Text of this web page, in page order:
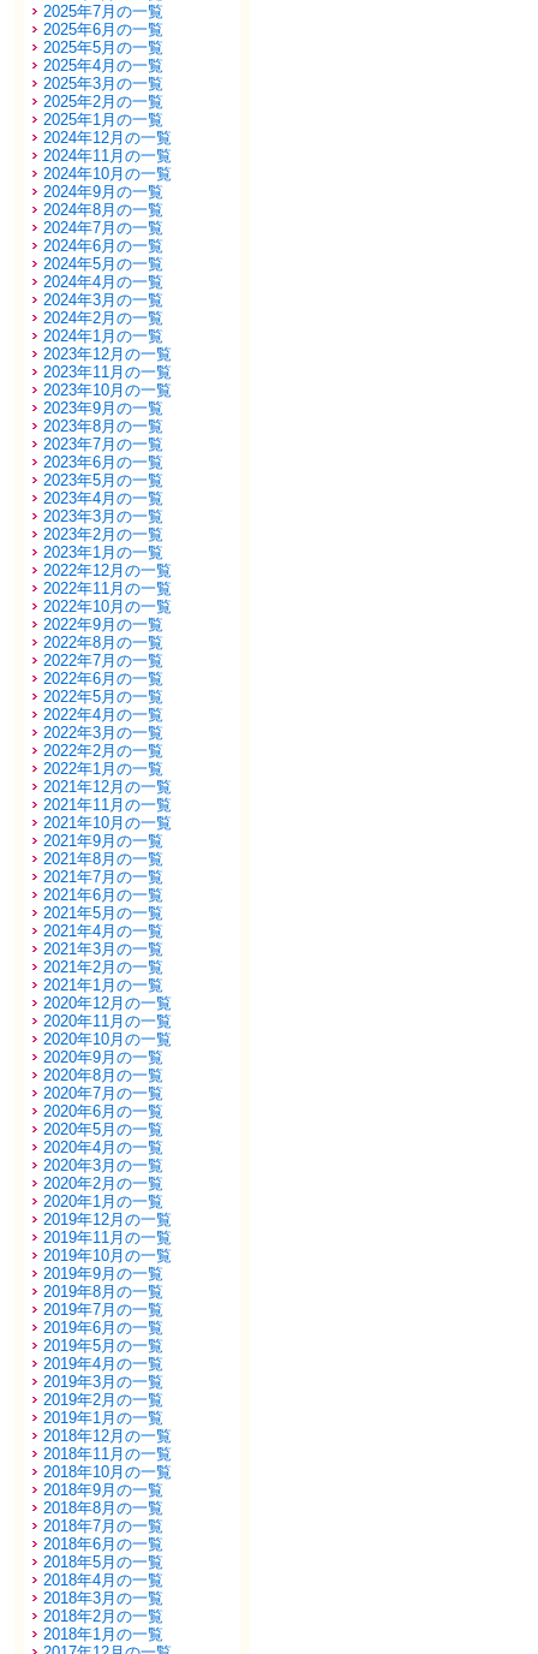
2025年7月の一覧
2025年6月の一覧
2025年5月の一覧
2025年4月の一覧
2025年3月の一覧
2025年2月の一覧
2025年1月の一覧
2024年12月の一覧
2024年11月の一覧
2024年10月の一覧
2024年9月の一覧
2024年8月の一覧
2024年7月の一覧
2024年6月の一覧
2024年5月の一覧
2024年4月の一覧
2024年3月の一覧
2024年2月の一覧
2024年1月の一覧
2023年12月の一覧
2023年11月の一覧
2023年10月の一覧
2023年9月の一覧
2023年8月の一覧
2023年7月の一覧
2023年6月の一覧
2023年5月の一覧
2023年4月の一覧
2023年3月の一覧
2023年2月の一覧
2023年1月の一覧
2022年12月の一覧
2022年11月の一覧
2022年10月の一覧
2022年9月の一覧
2022年8月の一覧
2022年7月の一覧
2022年6月の一覧
2022年5月の一覧
2022年4月の一覧
2022年3月の一覧
2022年2月の一覧
2022年1月の一覧
2021年12月の一覧
2021年11月の一覧
2021年10月の一覧
2021年9月の一覧
2021年8月の一覧
2021年7月の一覧
2021年6月の一覧
2021年5月の一覧
2021年4月の一覧
2021年3月の一覧
2021年2月の一覧
2021年1月の一覧
2020年12月の一覧
2020年11月の一覧
2020年10月の一覧
2020年9月の一覧
2020年8月の一覧
2020年7月の一覧
2020年6月の一覧
2020年5月の一覧
2020年4月の一覧
2020年3月の一覧
2020年2月の一覧
2020年1月の一覧
2019年12月の一覧
2019年11月の一覧
2019年10月の一覧
2019年9月の一覧
2019年8月の一覧
2019年7月の一覧
2019年6月の一覧
2019年5月の一覧
2019年4月の一覧
2019年3月の一覧
2019年2月の一覧
2019年1月の一覧
2018年12月の一覧
2018年11月の一覧
2018年10月の一覧
2018年9月の一覧
2018年8月の一覧
2018年7月の一覧
2018年6月の一覧
2018年5月の一覧
2018年4月の一覧
2018年3月の一覧
2018年2月の一覧
2018年1月の一覧